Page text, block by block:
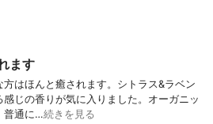
ます
はほんと癒されます。シトラス&ラベン
じの香りが気に入りました。オーガニッ
普通に…続きを見る